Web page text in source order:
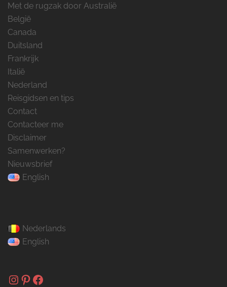
Met de rugzak door Australië
België
Canada
Duitsland
Frankrijk
Italië
Nederland
Reisgidsen en tips
Contact
Contacteer me
Disclaimer
Samenwerken?
Nieuwsbrief
English
Nederlands
English
Instagram
Pinterest
Facebook